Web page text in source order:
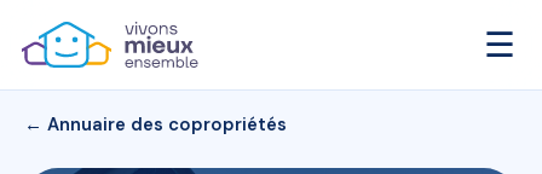
☰
← Annuaire des copropriétés